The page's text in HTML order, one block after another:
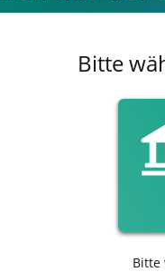
Bitte
Bitte